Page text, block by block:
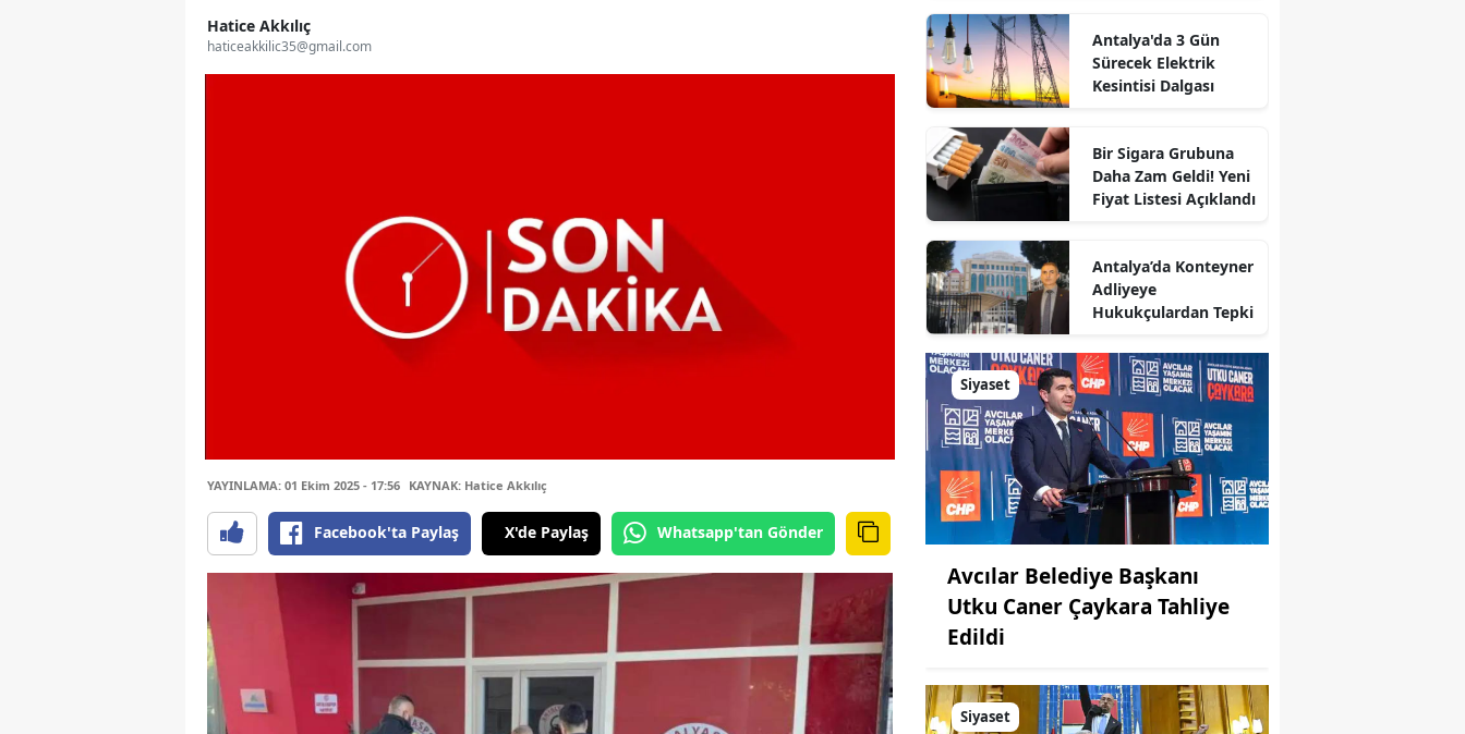
Hatice Akkılıç
haticeakkilic35@gmail.com
YAYINLAMA: 01 Ekim 2025 - 17:56 KAYNAK: Hatice Akkılıç
Facebook'ta Paylaş X'de Paylaş Whatsapp'tan Gönder
Antalya'da 3 Gün
Sürecek Elektrik
Kesintisi Dalgası
Bir Sigara Grubuna
Daha Zam Geldi! Yeni
Fiyat Listesi Açıklandı
Antalya’da Konteyner
Adliyeye
Hukukçulardan Tepki
Siyaset
Avcılar Belediye Başkanı
Utku Caner Çaykara Tahliye
Edildi
Siyaset